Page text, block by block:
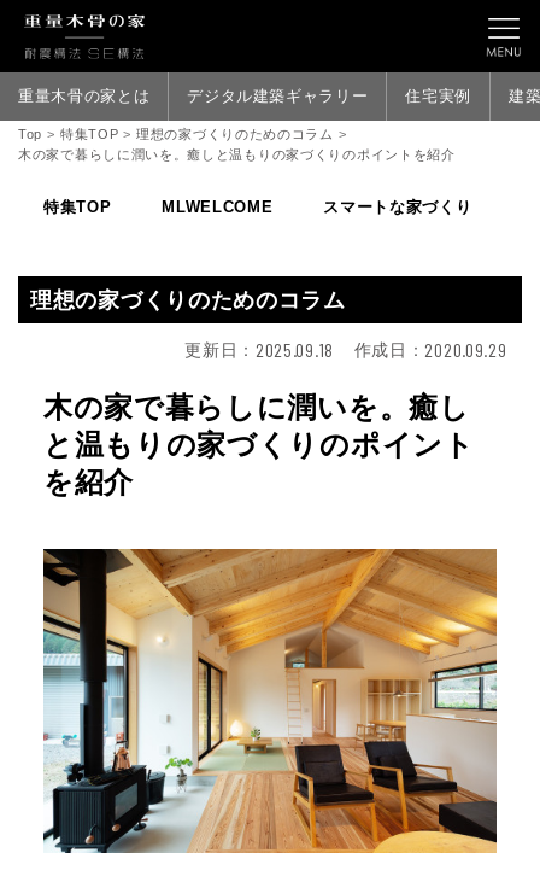
重量木骨の家とは デジタル建築ギャラリー 住宅実例 建
Top > 特集TOP > 理想の家づくりのためのコラム >
木の家で暮らしに潤いを。癒しと温もりの家づくりのポイントを紹介
特集TOP MLWELCOME スマートな家づくり
理想の家づくりのためのコラム
更新日： 2025.09.18 作成日： 2020.09.29
木の家で暮らしに潤いを。癒し
と温もりの家づくりのポイント
を紹介